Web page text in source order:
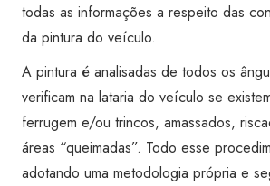
Super
Visão
Boa
Vista
quantidade
todas as informações a respeito das
da pintura do veículo.
A pintura é analisadas de todos os
verificam na lataria do veículo se
ferrugem e/ou trincos, amassados,
áreas “queimadas”. Todo esse
adotando uma metodologia própria e